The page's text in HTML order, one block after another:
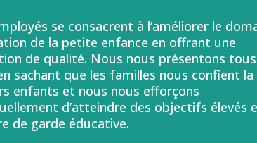
se consacrent à l’améliorer le
de la petite enfance en offrant une
de qualité. Nous nous présentons
sachant que les familles nous confient la
enfants et nous nous efforçons
d’atteindre des objectifs élevés
de garde éducative.